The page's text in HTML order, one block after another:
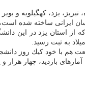
یزد، كهگیلویه و
ایرانی ساخته شده است،
استان یزد در این
به ثبت رسید.
هم با خود كیك روز
در روز گذشته (شنبه ۱۶ آذرماه) از برج میلاد